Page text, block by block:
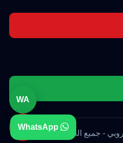
WA
☎